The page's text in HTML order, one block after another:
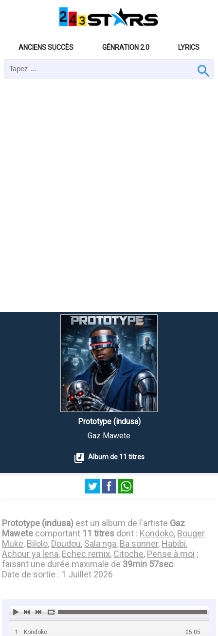
ANCIENS SUCCÈS GÉNRATION 2.0 LYRICS
Prototype (indusa)
Gaz Mawete
Album de 11 titres
Prototype (indusa) est un album de l'artiste Gaz
Mawete comportant 11 titres dont : Kondoko, Bouger
Muke, Bilolo, Doudou, Sala nga, Ba sonner, Habibi,
Achour ya lena, Echec remix, Citoche, Pense à moi ;
faisant une durée maximale de 39min 57sec.
Date de sortie : 1 Juillet 2026
1 05:05
Kondoko